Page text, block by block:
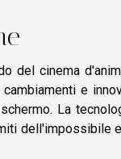
del cinema
e
La
dell'impossibile